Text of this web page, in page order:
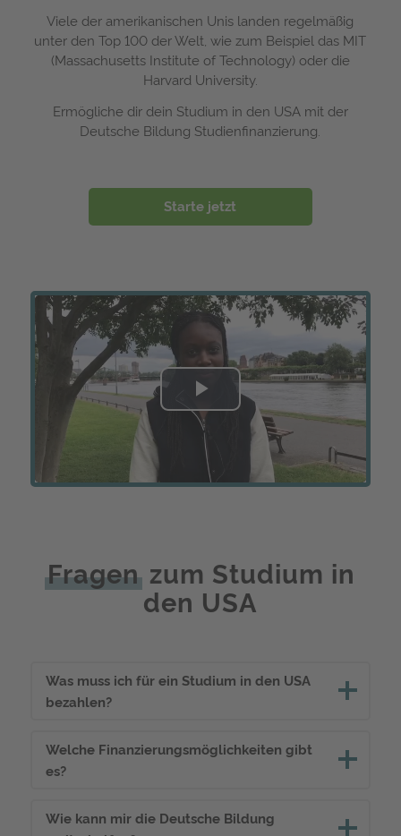
Viele der amerikanischen Unis landen regelmäßig
unter den Top 100 der Welt, wie zum Beispiel das MIT
(Massachusetts Institute of Technology) oder die
Harvard University.
Ermögliche dir dein Studium in den USA mit der
Deutsche Bildung Studienfinanzierung.
Starte jetzt
Play
Video
Fragen zum Studium in
den USA
Was muss ich für ein Studium in den USA
bezahlen?
Welche Finanzierungsmöglichkeiten gibt
es?
Wie kann mir die Deutsche Bildung